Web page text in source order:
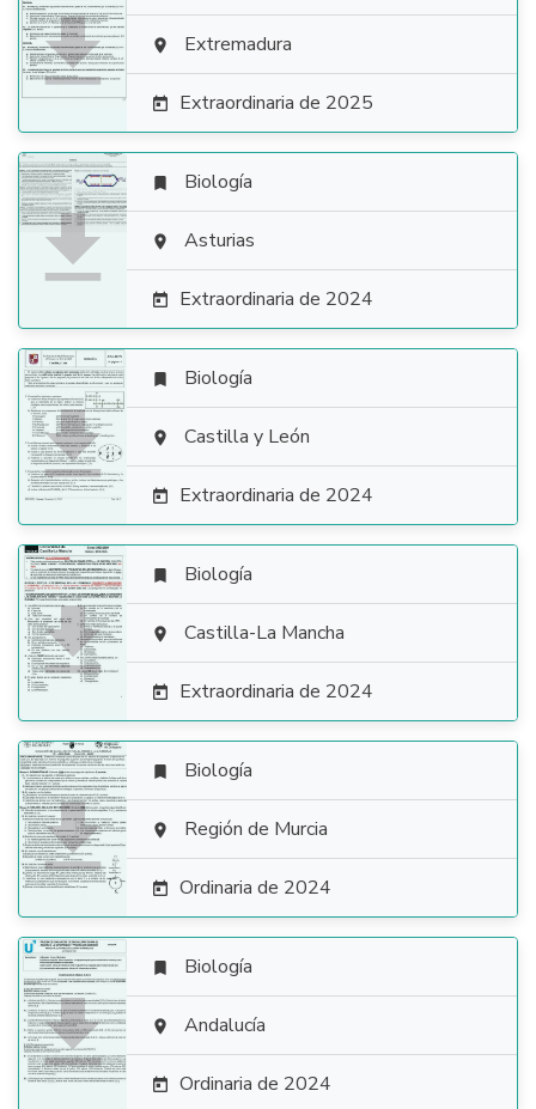
  Extremadura
 Extraordinaria de 2025

 Biología
 Asturias
 Extraordinaria de 2024

 Biología
 Castilla y León
 Extraordinaria de 2024

 Biología
 Castilla-La Mancha
 Extraordinaria de 2024

 Biología
 Región de Murcia
 Ordinaria de 2024

 Biología
 Andalucía
 Ordinaria de 2024